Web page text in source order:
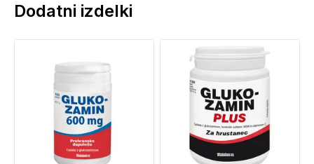
nedosegljivo otrokom! Shranjujte na sobni
Narejeno na Finskem.
Proizvajalec:Vitabalans Oy, Varastokatu 8, FI-13500,
Hameenlinna, Finska.
Dodatni izdelki